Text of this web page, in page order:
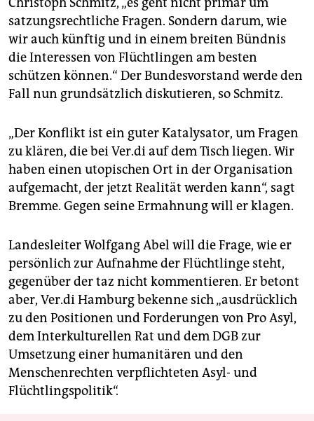
satzungsrechtliche Fragen. Sondern darum, wie
wir auch künftig und in einem breiten Bündnis
die Interessen von Flüchtlingen am besten
schützen können.“ Der Bundesvorstand werde den
Fall nun grundsätzlich diskutieren, so Schmitz.
„Der Konflikt ist ein guter Katalysator, um Fragen
zu klären, die bei Ver.di auf dem Tisch liegen. Wir
haben einen utopischen Ort in der Organisation
aufgemacht, der jetzt Realität werden kann“, sagt
Bremme. Gegen seine Ermahnung will er klagen.
Landesleiter Wolfgang Abel will die Frage, wie er
persönlich zur Aufnahme der Flüchtlinge steht,
gegenüber der taz nicht kommentieren. Er betont
aber, Ver.di Hamburg bekenne sich „ausdrücklich
zu den Positionen und Forderungen von Pro Asyl,
dem Interkulturellen Rat und dem DGB zur
Umsetzung einer humanitären und den
Menschenrechten verpflichteten Asyl- und
Flüchtlingspolitik“.